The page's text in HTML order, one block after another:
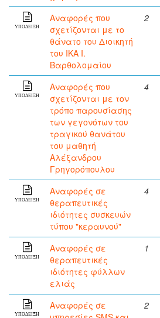
ΥΠΟΔΕΙΞΗ
Αναφορές που
σχετίζονται με το
θάνατο του Διοικητή
του ΙΚΑ Ι.
Βαρθολομαίου
2
ΥΠΟΔΕΙΞΗ
Αναφορές που
σχετίζονται με τον
τρόπο παρουσίασης
των γεγονότων του
τραγικού θανάτου
του μαθητή
Αλέξανδρου
Γρηγορόπουλου
4
ΥΠΟΔΕΙΞΗ
Αναφορές σε
θεραπευτικές
ιδιότητες συσκευών
τύπου "κεραυνού"
4
ΥΠΟΔΕΙΞΗ
Αναφορές σε
θεραπευτικές
ιδιότητες φύλλων
ελιάς
1
ΥΠΟΔΕΙΞΗ
Αναφορές σε
2